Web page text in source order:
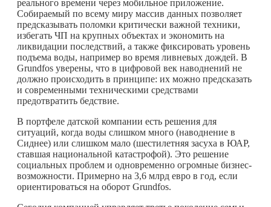
реального времени через мобильное приложение.
Собираемый по всему миру массив данных позволяет
предсказывать поломки критически важной техники,
избегать ЧП на крупных объектах и экономить на
ликвидации последствий, а также фиксировать уровень
подъема воды, например во время ливневых дождей. В
Grundfos уверены, что в цифровой век наводнений не
должно происходить в принципе: их можно предсказать
и современными техническими средствами
предотвратить бедствие.
В портфеле датской компании есть решения для
ситуаций, когда воды слишком много (наводнение в
Сиднее) или слишком мало (шестилетняя засуха в ЮАР,
ставшая национальной катастрофой). Это решение
социальных проблем и одновременно огромные бизнес-
возможности. Примерно на 3,6 млрд евро в год, если
ориентироваться на оборот Grundfos.